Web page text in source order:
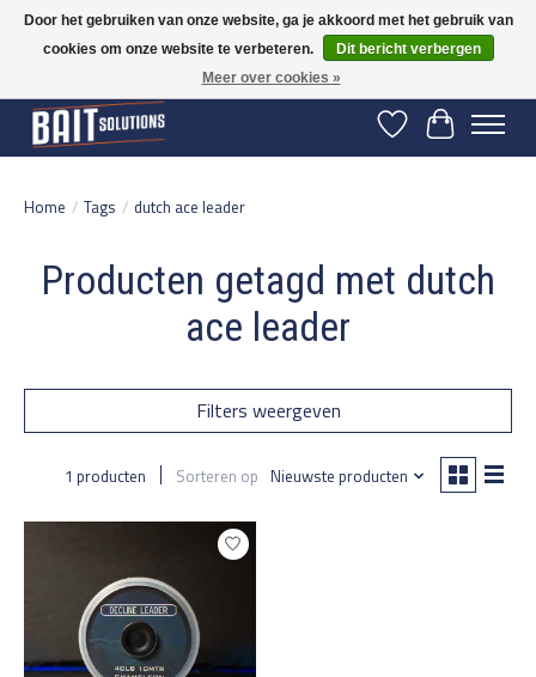
Gratis verzending vanaf 50 euro binnen NL | Op voorraad binnen 2-5 werkdagen
verzonden | België vanaf 70 euro gratis verzonden
Verlanglijst
Home / Tags / dutch ace leader
Producten getagd met dutch
ace leader
Filters weergeven
1 producten Sorteren op Nieuwste producten
Door het gebruiken van onze website, ga je akkoord met het gebruik van
cookies om onze website te verbeteren.
Dit bericht verbergen
Meer over cookies »